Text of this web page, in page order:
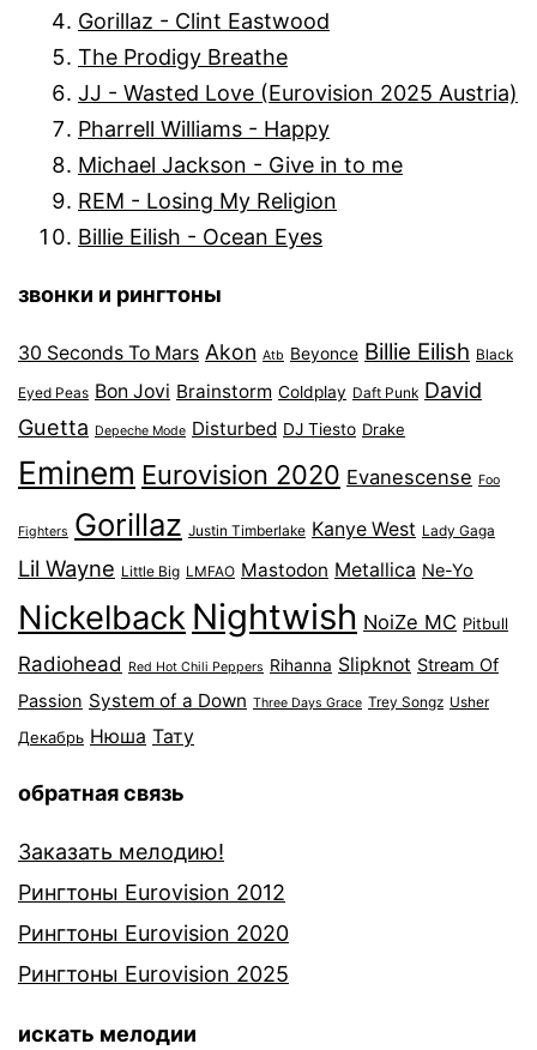
Gorillaz - Clint Eastwood
The Prodigy Breathe
JJ - Wasted Love (Eurovision 2025 Austria)
Pharrell Williams - Happy
Michael Jackson - Give in to me
REM - Losing My Religion
Billie Eilish - Ocean Eyes
звонки и рингтоны
30 Seconds To Mars Akon Atb Beyonce Billie Eilish Black
Eyed Peas Bon Jovi Brainstorm Coldplay Daft Punk David
Guetta Depeche Mode Disturbed DJ Tiesto Drake
Eminem Eurovision 2020 Evanescense Foo
Fighters Gorillaz Justin Timberlake Kanye West Lady Gaga
Lil Wayne Little Big LMFAO Mastodon Metallica Ne-Yo
Nickelback Nightwish NoiZe MC Pitbull
Radiohead Red Hot Chili Peppers Rihanna Slipknot Stream Of
Passion System of a Down Three Days Grace Trey Songz Usher
Декабрь Нюша Тату
обратная связь
Заказать мелодию!
Рингтоны Eurovision 2012
Рингтоны Eurovision 2020
Рингтоны Eurovision 2025
искать мелодии